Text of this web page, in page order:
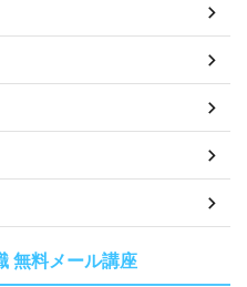
無料メール講座